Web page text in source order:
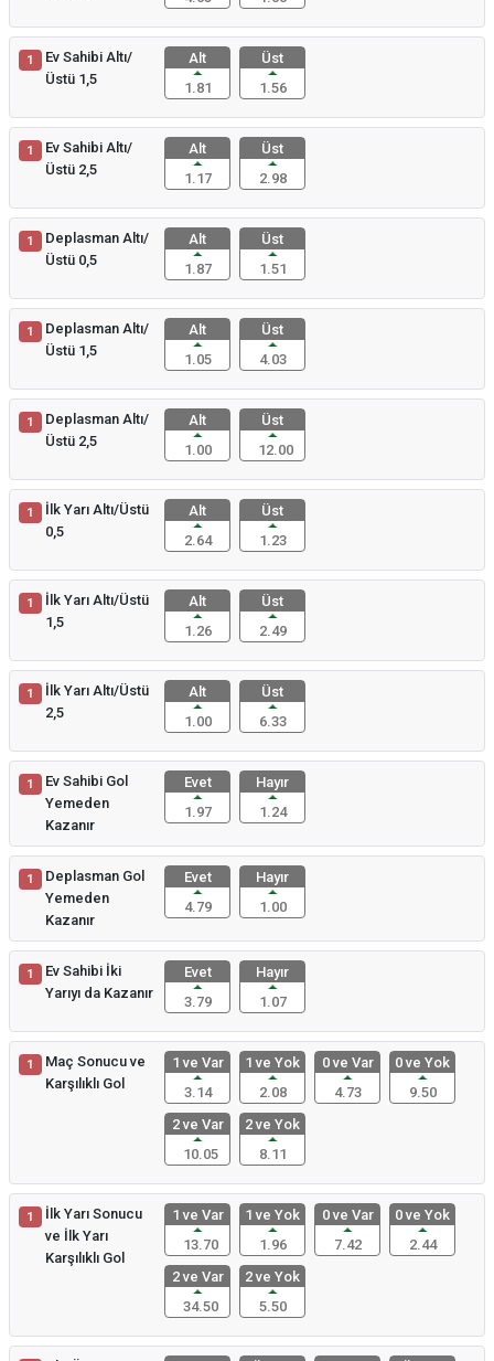
1
Ev Sahibi Altı/
Üstü 1,5
Alt
1.81
Üst
1.56
1
Ev Sahibi Altı/
Üstü 2,5
Alt
1.17
Üst
2.98
1
Deplasman Altı/
Üstü 0,5
Alt
1.87
Üst
1.51
1
Deplasman Altı/
Üstü 1,5
Alt
1.05
Üst
4.03
1
Deplasman Altı/
Üstü 2,5
Alt
1.00
Üst
12.00
1
İlk Yarı Altı/Üstü
0,5
Alt
2.64
Üst
1.23
1
İlk Yarı Altı/Üstü
1,5
Alt
1.26
Üst
2.49
1
İlk Yarı Altı/Üstü
2,5
Alt
1.00
Üst
6.33
1
Ev Sahibi Gol
Yemeden
Kazanır
Evet
1.97
Hayır
1.24
1
Deplasman Gol
Yemeden
Kazanır
Evet
4.79
Hayır
1.00
1
Ev Sahibi İki
Yarıyı da Kazanır
Evet
3.79
Hayır
1.07
1
Maç Sonucu ve
Karşılıklı Gol
1 ve Var
3.14
1 ve Yok
2.08
0 ve Var
4.73
0 ve Yok
9.50
2 ve Var
10.05
2 ve Yok
8.11
1
İlk Yarı Sonucu
ve İlk Yarı
Karşılıklı Gol
1 ve Var
13.70
1 ve Yok
1.96
0 ve Var
7.42
0 ve Yok
2.44
2 ve Var
34.50
2 ve Yok
5.50